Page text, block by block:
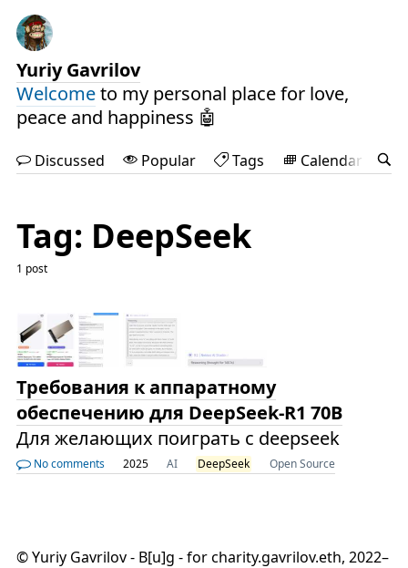
Yuriy Gavrilov
Welcometo my personal place for love,
peace and happiness 🤖
Discussed Popular Tags Calendar
Tag: DeepSeek
1 post
Требования к аппаратному
обеспечению для DeepSeek-R1 70B
Для желающих поиграть с deepseek
No comments 2025 AI DeepSeek Open Source
©Yuriy Gavrilov - B[u]g - for charity.gavrilov.eth, 2022–